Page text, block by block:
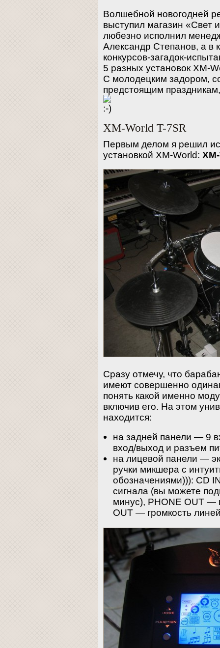
Волшебной новогодней
выступил магазин «Свет
любезно исполнил
Александр Степанов, а в
конкурсов-загадок-
5 разных установок XM-
С молодецким задором,
предстоящим
XM-World T-7SR
Первым делом я решил
установкой ХM-World:
Сразу отмечу, что
имеют совершенно
понять какой именно
включив его. На этом
находится:
на задней панели — 9
вход/выход и разъем
на лицевой панели —
ручки микшера с
обозначениями))): CD
сигнала (вы можете
минус), PHONE OUT —
OUT — громкость